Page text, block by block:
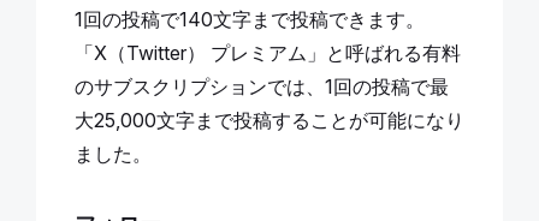
1回の投稿で140文字まで投稿できます。
「X（Twitter） プレミアム」と呼ばれる有料
のサブスクリプションでは、1回の投稿で最
大25,000文字まで投稿することが可能になり
ました。